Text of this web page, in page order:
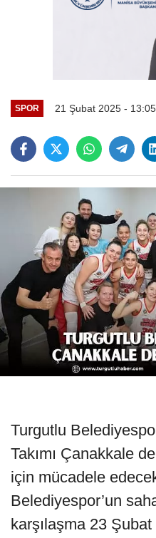
SPOR 21 Şubat 2025 - 13:05
Turgutlu
Takımı Çanakkale
için mücadele
Belediyespor’un
karşılaşma 23